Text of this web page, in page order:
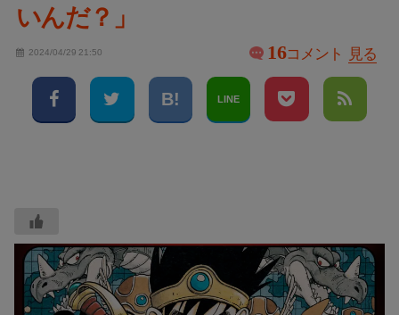
いんだ？」
2024/04/29 21:50 16コメント 見る
LINE